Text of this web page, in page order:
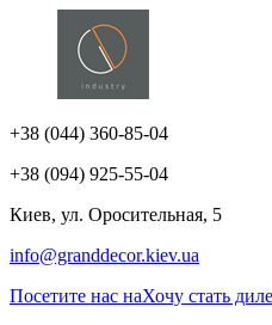
+38 (044) 360-85-04
+38 (094) 925-55-04
Киев, ул. Оросительная, 5
info@granddecor.kiev.ua
Посетите нас наХочу стать